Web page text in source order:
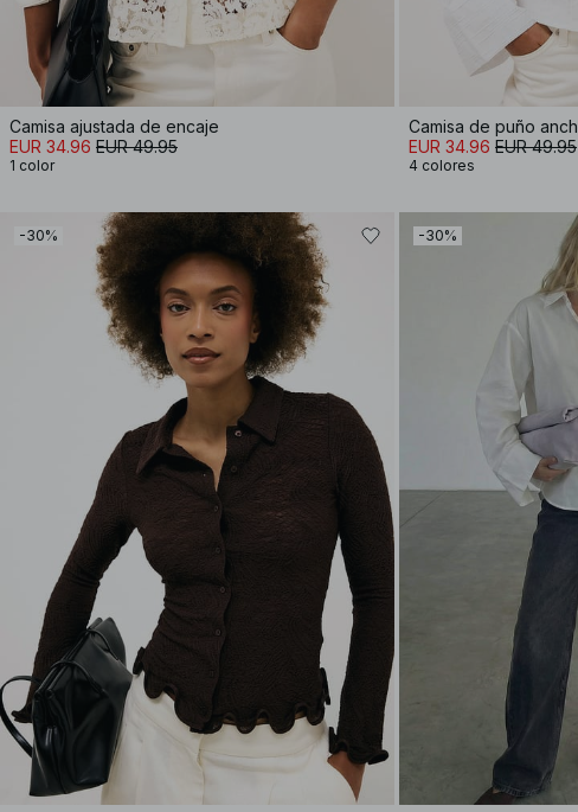
Camisa ajustada de encaje
EUR 34.96 EUR 49.95
1 color
Camisa de puño
EUR 34.96 EUR 49.95
4 colores
-30% -30%